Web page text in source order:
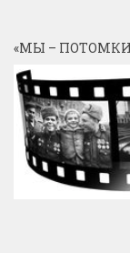
«МЫ – ПОТОМКИ